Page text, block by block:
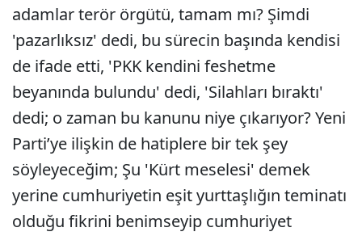
adamlar terör örgütü, tamam mı? Şimdi
'pazarlıksız' dedi, bu sürecin başında kendisi
de ifade etti, 'PKK kendini feshetme
beyanında bulundu' dedi, 'Silahları bıraktı'
dedi; o zaman bu kanunu niye çıkarıyor? Yeni
Parti’ye ilişkin de hatiplere bir tek şey
söyleyeceğim; Şu 'Kürt meselesi' demek
yerine cumhuriyetin eşit yurttaşlığın teminatı
olduğu fikrini benimseyip cumhuriyet